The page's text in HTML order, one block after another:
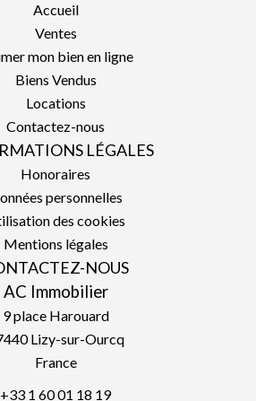
Accueil
Ventes
mon bien en ligne
Biens Vendus
Locations
Contactez-nous
LÉGALES
Honoraires
personnelles
des cookies
Mentions légales
NOUS
AC Immobilier
9 place Harouard
Lizy-sur-Ourcq
France
+33 1 60 01 18 19